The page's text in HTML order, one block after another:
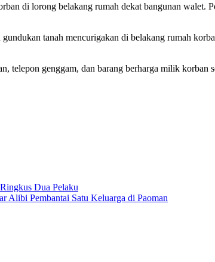
di lorong belakang rumah dekat bangunan walet.
tanah mencurigakan di belakang rumah
telepon genggam, dan barang berharga milik
Dua Pelaku
Alibi Pembantai Satu Keluarga di Paoman